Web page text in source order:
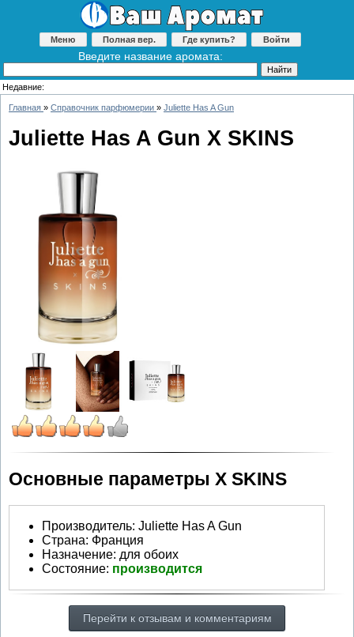
Меню Полная вер. Где купить? Войти
Введите название аромата:
Недавние:
Главная » Справочник парфюмерии » Juliette Has A Gun
Juliette Has A Gun X SKINS
Основные параметры X SKINS
Производитель: Juliette Has A Gun
Страна: Франция
Назначение: для обоих
Состояние: производится
Перейти к отзывам и комментариям